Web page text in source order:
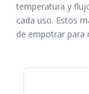
temperatura y
cada uso. Estos
de empotrar para